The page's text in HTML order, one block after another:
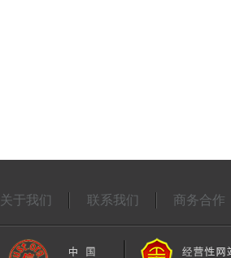
关于我们 联系我们 商务合作